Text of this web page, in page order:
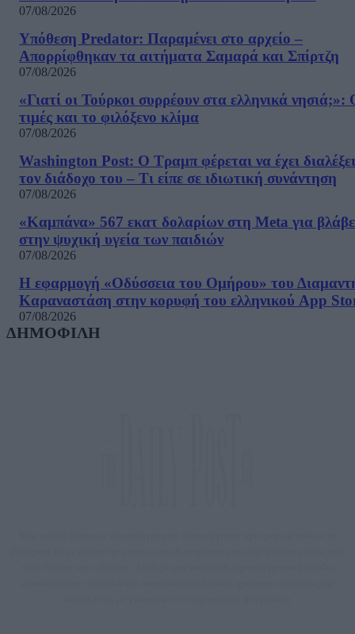
07/08/2026
Υπόθεση Predator: Παραμένει στο αρχείο –
Απορρίφθηκαν τα αιτήματα Σαμαρά και Σπίρτζη
07/08/2026
«Γιατί οι Τούρκοι συρρέουν στα ελληνικά νησιά;»:
τιμές και το φιλόξενο κλίμα
07/08/2026
Washington Post: Ο Τραμπ φέρεται να έχει διαλέξει
τον διάδοχο του – Τι είπε σε ιδιωτική συνάντηση
07/08/2026
«Καμπάνα» 567 εκατ δολαρίων στη Meta για
στην ψυχική υγεία των παιδιών
07/08/2026
Η εφαρμογή «Οδύσσεια του Ομήρου» του
Καραναστάση στην κορυφή του ελληνικού App
07/08/2026
ΔΗΜΟΦΙΛΗ